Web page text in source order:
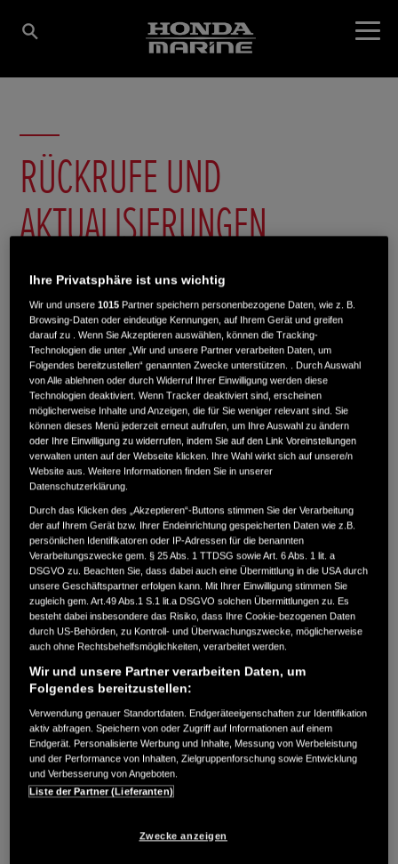
RÜCKRUFE UND
AKTUALISIERUNGEN
FINDEN SIE EINEN HONDA HÄNDLER IN IHRER NÄHE
Rückrufe und Aktualisierungen
Rückrufe und Produktaktualisierungen dienen nicht nur
der Behebung etwaiger sicherheitsrelevanter Probleme,
sie tragen auch zur Verbesserung der langfristigen
Qualität unserer Produkte und Ihrer Erfahrung als
Besitzer eines Honda Produkts bei. Aus diesem Grund
raten wir Ihnen dringend, die Arbeiten durchführen zu
lassen. Wir empfehlen Ihnen grundsätzlich, sich bei
Ihrem Honda Händler über etwaige anstehende
Rückrufarbeiten zu erkundigen, und diese Seite
regelmäßig hinsichtlich etwaiger Updates aufzusuchen.
Was ist ein Rückruf?
Ihre Privatsphäre ist uns wichtig
Wir und unsere1015 Partner speichern personenbezogene Daten, wie z. B.
Browsing-Daten oder eindeutige Kennungen, auf Ihrem Gerät und greifen
darauf zu . Wenn Sie Akzeptieren auswählen, können die Tracking-
Technologien die unter „Wir und unsere Partner verarbeiten Daten, um
Folgendes bereitzustellen“ genannten Zwecke unterstützen. . Durch Auswahl
von Alle ablehnen oder durch Widerruf Ihrer Einwilligung werden diese
Technologien deaktiviert. Wenn Tracker deaktiviert sind, erscheinen
möglicherweise Inhalte und Anzeigen, die für Sie weniger relevant sind. Sie
können dieses Menü jederzeit erneut aufrufen, um Ihre Auswahl zu ändern
oder Ihre Einwilligung zu widerrufen, indem Sie auf den Link Voreinstellungen
verwalten unten auf der Webseite klicken. Ihre Wahl wirkt sich auf unsere/n
Website aus. Weitere Informationen finden Sie in unserer
Datenschutzerklärung.
Durch das Klicken des „Akzeptieren“-Buttons stimmen Sie der Verarbeitung
der auf Ihrem Gerät bzw. Ihrer Endeinrichtung gespeicherten Daten wie z.B.
persönlichen Identifikatoren oder IP-Adressen für die benannten
Verarbeitungszwecke gem. § 25 Abs. 1 TTDSG sowie Art. 6 Abs. 1 lit. a
DSGVO zu. Beachten Sie, dass dabei auch eine Übermittlung in die USA durch
unsere Geschäftspartner erfolgen kann. Mit Ihrer Einwilligung stimmen Sie
zugleich gem. Art.49 Abs.1 S.1 lit.a DSGVO solchen Übermittlungen zu. Es
besteht dabei insbesondere das Risiko, dass Ihre Cookie-bezogenen Daten
durch US-Behörden, zu Kontroll- und Überwachungszwecke, möglicherweise
auch ohne Rechtsbehelfsmöglichkeiten, verarbeitet werden.
Wir und unsere Partner verarbeiten Daten, um
Folgendes bereitzustellen:
Verwendung genauer Standortdaten. Endgeräteeigenschaften zur Identifikation
aktiv abfragen. Speichern von oder Zugriff auf Informationen auf einem
Endgerät. Personalisierte Werbung und Inhalte, Messung von Werbeleistung
und der Performance von Inhalten, Zielgruppenforschung sowie Entwicklung
und Verbesserung von Angeboten.
Liste der Partner (Lieferanten)
Zwecke anzeigen